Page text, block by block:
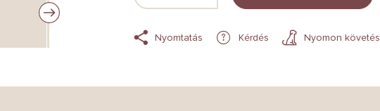
CSILLAG.
Nyomtatás Kérdés Nyomon követés